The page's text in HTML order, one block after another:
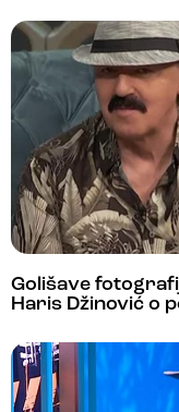
Golišave
Haris Džinović o